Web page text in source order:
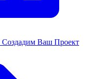
Создадим Ваш Проект